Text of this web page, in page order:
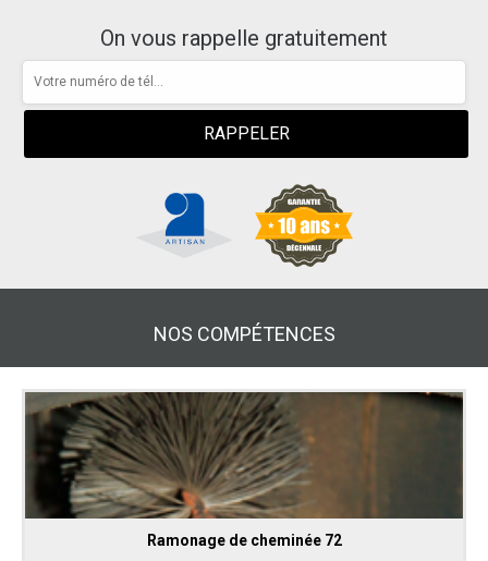
On vous rappelle gratuitement
NOS COMPÉTENCES
Ramonage de cheminée 72